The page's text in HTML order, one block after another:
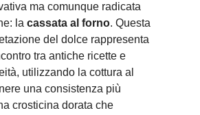
ma comunque radicata
la cassata al forno. Questa
del dolce rappresenta
tra antiche ricette e
utilizzando la cottura al
una consistenza più
crosticina dorata che